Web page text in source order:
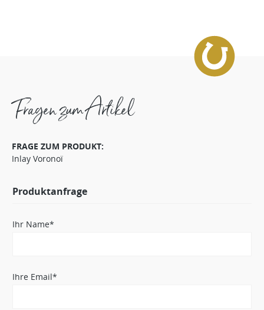
Fragen zum Artikel
FRAGE ZUM PRODUKT:
Inlay Voronoï
Produktanfrage
Ihr Name*
Ihre Email*